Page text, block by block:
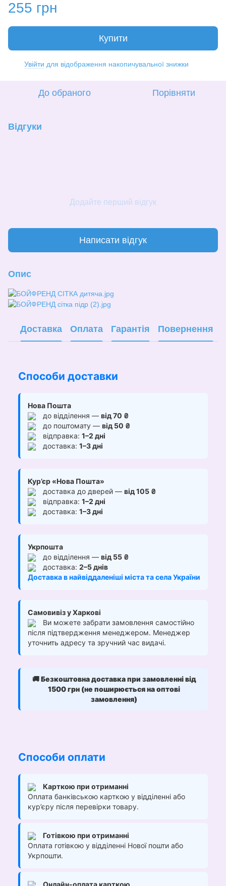
255 грн
Купити
Увійти для відображення накопичувальної знижки
До обраного Порівняти
Відгуки
Додайте перший відгук
Написати відгук
Опис
Доставка Оплата Гарантія Повернення
Способи доставки
Нова Пошта
до відділення — від 70 ₴
до поштомату — від 50 ₴
відправка: 1–2 дні
доставка: 1–3 дні
Кур’єр «Нова Пошта»
доставка до дверей — від 105 ₴
відправка: 1–2 дні
доставка: 1–3 дні
Укрпошта
до відділення — від 55 ₴
доставка: 2–5 днів
Доставка в найвіддаленіші міста та села України
Самовивіз у Харкові
Ви можете забрати замовлення самостійно
після підтвердження менеджером. Менеджер
уточнить адресу та зручний час видачі.
🚚Безкоштовна доставка при замовленні від
1500 грн (не поширюється на оптові
замовлення)
Способи оплати
Карткою при отриманні
Оплата банківською карткою у відділенні або
кур’єру після перевірки товару.
Готівкою при отриманні
Оплата готівкою у відділенні Нової пошти або
Укрпошти.
Онлайн-оплата карткою